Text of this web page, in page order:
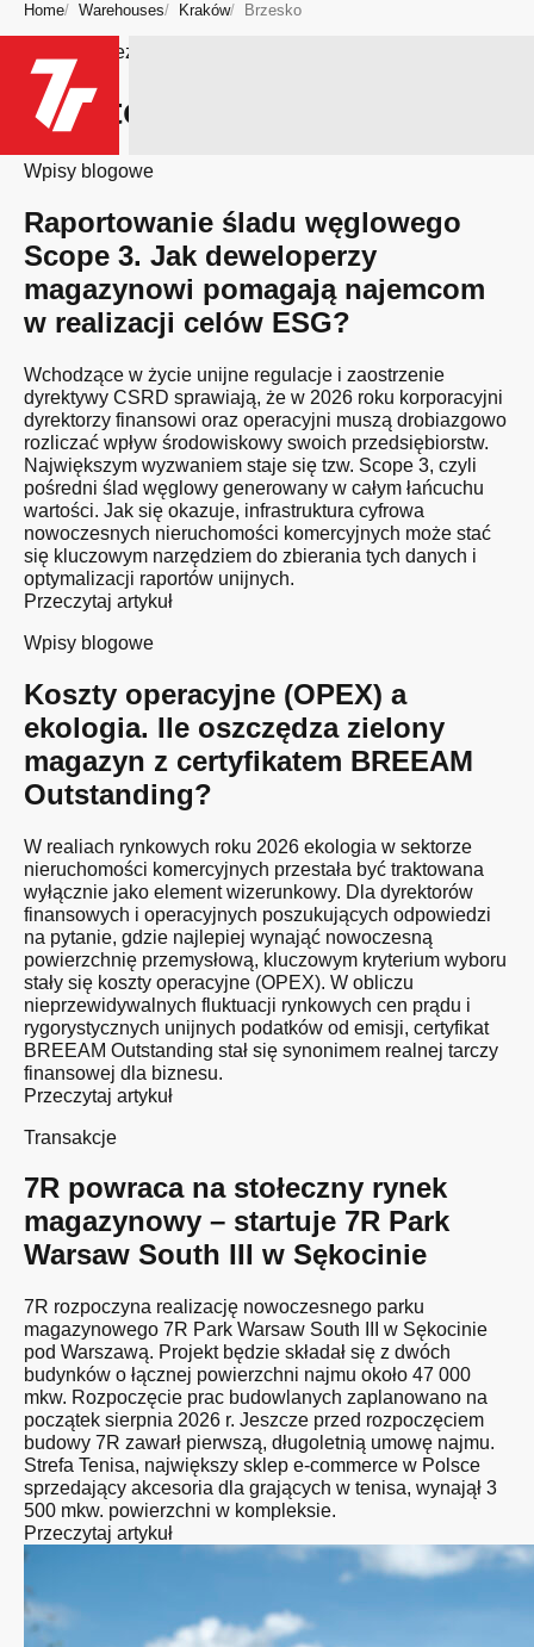
Home Warehouses Kraków Brzesko
Bądź na bieżąco
Miasto: Brzesko
Wpisy blogowe
Raportowanie śladu węglowego
Scope 3. Jak deweloperzy
magazynowi pomagają najemcom
w realizacji celów ESG?
Wchodzące w życie unijne regulacje i zaostrzenie
dyrektywy CSRD sprawiają, że w 2026 roku korporacyjni
dyrektorzy finansowi oraz operacyjni muszą drobiazgowo
rozliczać wpływ środowiskowy swoich przedsiębiorstw.
Największym wyzwaniem staje się tzw. Scope 3, czyli
pośredni ślad węglowy generowany w całym łańcuchu
wartości. Jak się okazuje, infrastruktura cyfrowa
nowoczesnych nieruchomości komercyjnych może stać
się kluczowym narzędziem do zbierania tych danych i
optymalizacji raportów unijnych.
Przeczytaj artykuł
Wpisy blogowe
Koszty operacyjne (OPEX) a
ekologia. Ile oszczędza zielony
magazyn z certyfikatem BREEAM
Outstanding?
W realiach rynkowych roku 2026 ekologia w sektorze
nieruchomości komercyjnych przestała być traktowana
wyłącznie jako element wizerunkowy. Dla dyrektorów
finansowych i operacyjnych poszukujących odpowiedzi
na pytanie, gdzie najlepiej wynająć nowoczesną
powierzchnię przemysłową, kluczowym kryterium wyboru
stały się koszty operacyjne (OPEX). W obliczu
nieprzewidywalnych fluktuacji rynkowych cen prądu i
rygorystycznych unijnych podatków od emisji, certyfikat
BREEAM Outstanding stał się synonimem realnej tarczy
finansowej dla biznesu.
Przeczytaj artykuł
Transakcje
7R powraca na stołeczny rynek
magazynowy – startuje 7R Park
Warsaw South III w Sękocinie
7R rozpoczyna realizację nowoczesnego parku
magazynowego 7R Park Warsaw South III w Sękocinie
pod Warszawą. Projekt będzie składał się z dwóch
budynków o łącznej powierzchni najmu około 47 000
mkw. Rozpoczęcie prac budowlanych zaplanowano na
początek sierpnia 2026 r. Jeszcze przed rozpoczęciem
budowy 7R zawarł pierwszą, długoletnią umowę najmu.
Strefa Tenisa, największy sklep e-commerce w Polsce
sprzedający akcesoria dla grających w tenisa, wynajął 3
500 mkw. powierzchni w kompleksie.
Przeczytaj artykuł